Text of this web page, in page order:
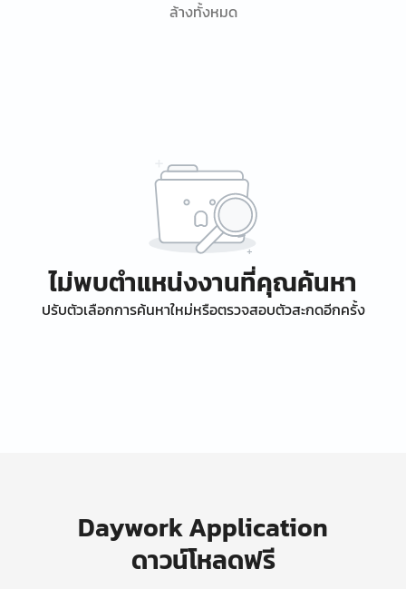
ล้างทั้งหมด
ไม่พบตำแหน่งงานที่คุณค้นหา
ปรับตัวเลือกการค้นหาใหม่หรือตรวจสอบตัวสะกดอีกครั้ง
Daywork Application
ดาวน์โหลดฟรี